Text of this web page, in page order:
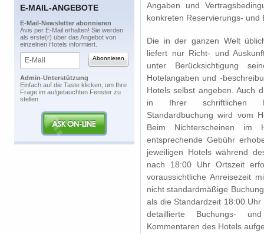
E-MAIL-ANGEBOTE
​E-Mail-Newsletter abonnieren
​Avis per E-Mail erhalten! Sie werden
als erste(r) über das Angebot von
einzelnen Hotels informiert.
Admin-Unterstützung
​Einfach auf die Taste klicken, um Ihre
Frage im aufgetauchten Fenster zu
stellen
Angaben und
konkreten Reservierungs-
Die in der ganzen Welt
liefert nur Richt- und
unter Berücksichtigung
Hotelangaben und -
Hotels selbst angeben. Auch
in Ihrer schriftlichen
Standardbuchung wird vom
Beim Nichterscheinen
entsprechende Gebühr
jeweiligen Hotels während
nach 18:00 Uhr Ortszeit
voraussichtliche Anreisezeit
nicht standardmäßige
als die Standardzeit 18:00
detaillierte Buchungs-
Kommentaren des Hotels